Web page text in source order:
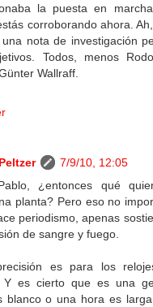
la puesta en
corroborando ahora.
nota de investigación
Todos, menos
Wallraff.
7/9/10, 12:05
¿entonces qué
planta? Pero eso no
periodismo, apenas
de sangre y fuego.
es para los
Y es cierto que es una
blanco o una hora es